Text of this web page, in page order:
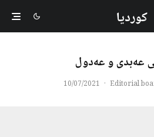
کوردیا
عەبدی و عەدول
·
10/07/2021